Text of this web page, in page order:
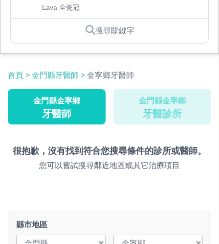
Lava 全瓷冠
搜尋關鍵字
首頁 > 金門縣牙醫師 > 金寧鄉牙醫師
金門縣金寧鄉
牙醫師
金門縣金寧鄉
牙醫診所
很抱歉，沒有找到符合您搜尋條件的診所或醫師。
您可以嘗試搜尋鄰近地區或其它治療項目
縣市地區